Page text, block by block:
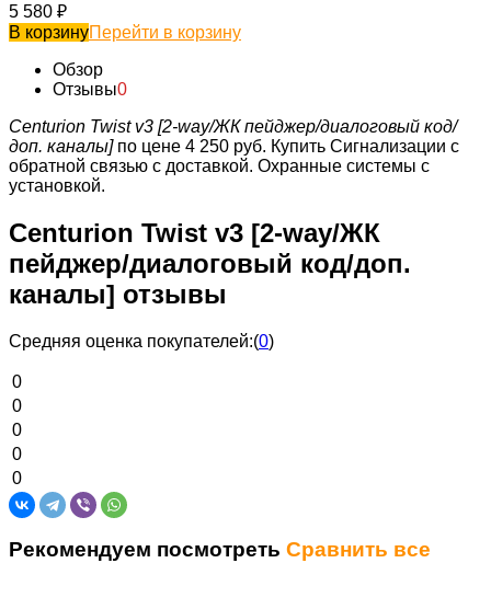
5 580 ₽
В корзинуПерейти в корзину
Обзор
Отзывы0
Centurion Twist v3 [2-way/ЖК пейджер/диалоговый код/
доп. каналы]по цене 4 250 руб. Купить Сигнализации с
обратной связью с доставкой. Охранные системы с
установкой.
Centurion Twist v3 [2-way/ЖК
пейджер/диалоговый код/доп.
каналы] отзывы
Средняя оценка покупателей:(0)
0
0
0
0
0
Рекомендуем посмотреть Сравнить все